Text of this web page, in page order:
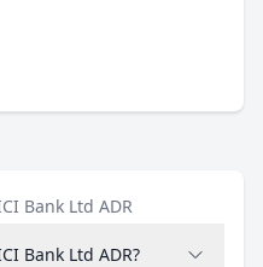
Bank Ltd ADR
Bank Ltd ADR?